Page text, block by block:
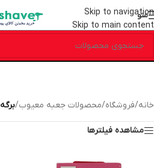
Skip to navigation
Skip to main content
منو
خانه/فروشگاه/محصولات جعبه معیوب/برگه 2
مشاهده فیلترها